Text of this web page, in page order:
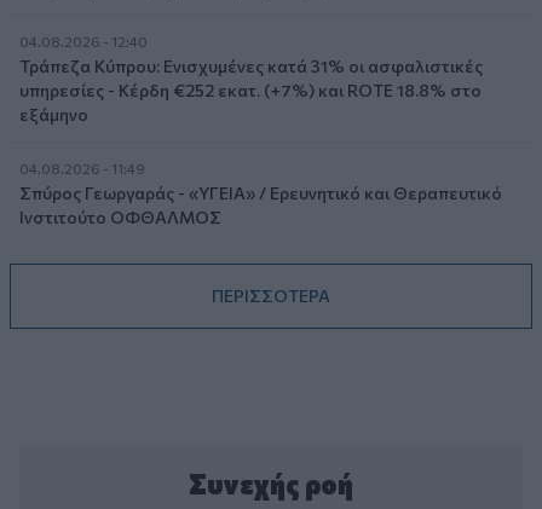
04.08.2026 - 12:40
Τράπεζα Κύπρου: Ενισχυμένες κατά 31% οι ασφαλιστικές
υπηρεσίες - Κέρδη €252 εκατ. (+7%) και ROTE 18.8% στο
εξάμηνο
04.08.2026 - 11:49
Σπύρος Γεωργαράς - «ΥΓΕΙΑ» / Ερευνητικό και Θεραπευτικό
Ινστιτούτο ΟΦΘΑΛΜΟΣ
ΠΕΡΙΣΣΟΤΕΡΑ
Συνεχής ροή